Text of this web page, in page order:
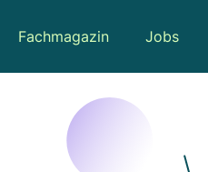
Fachmagazin Jobs